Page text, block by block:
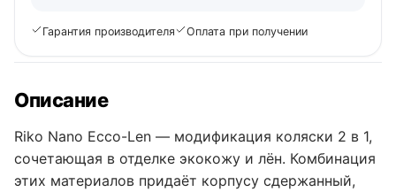
Гарантия производителя Оплата при получении
Описание
Riko Nano Ecco-Len — модификация коляски 2 в 1,
сочетающая в отделке экокожу и лён. Комбинация
этих материалов придаёт корпусу сдержанный,